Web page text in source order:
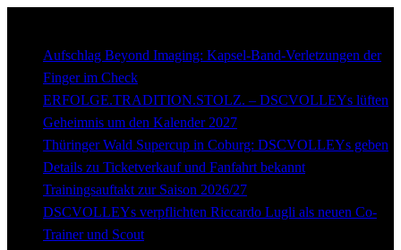
Aufschlag Beyond Imaging: Kapsel-Band-Verletzungen der
Finger im Check
ERFOLGE.TRADITION.STOLZ. – DSCVOLLEYs lüften
Geheimnis um den Kalender 2027
Thüringer Wald Supercup in Coburg: DSCVOLLEYs geben
Details zu Ticketverkauf und Fanfahrt bekannt
Trainingsauftakt zur Saison 2026/27
DSCVOLLEYs verpflichten Riccardo Lugli als neuen Co-
Trainer und Scout